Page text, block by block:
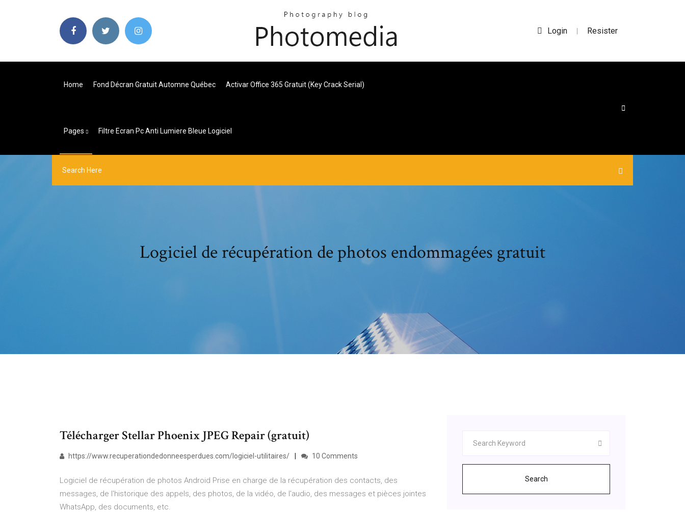
Login | Resister
Home Fond Décran Gratuit Automne Québec Activar Office 365 Gratuit (key Crack Serial)
Pages Filtre Ecran Pc Anti Lumiere Bleue Logiciel
Logiciel de récupération de photos endommagées gratuit
Télécharger Stellar Phoenix JPEG Repair (gratuit)
https://www.recuperationdedonneesperdues.com/logiciel-utilitaires/ 10 Comments
Logiciel de récupération de photos Android Prise en charge de la récupération des contacts, des
messages, de l'historique des appels, des photos, de la vidéo, de l'audio, des messages et pièces jointes
WhatsApp, des documents, etc.
Search